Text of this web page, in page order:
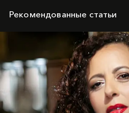
Рекомендованные статьи